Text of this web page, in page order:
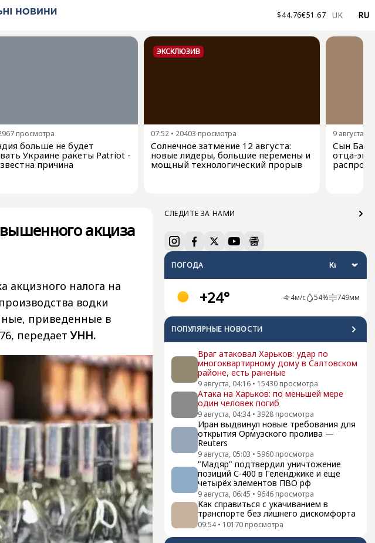
$44.76€51.67 UK RU
просмотра
больше не будет
Украине ракеты Patriot -
причина
ЭКСКЛЮЗИВ
07:52 • 20403 просмотра
Солнечное затмение 12 августа:
новые лидеры, большие перемены и
мощный технологический прорыв
9 августа,
Сын
отца-
СЛЕДИТЕ ЗА НАМИ
ПОГОДА
+24° 4м/с 54% 749мм
ПОПУЛЯРНЫЕ НОВОСТИ
Враг атаковал Харьков: удар по
многоквартирному дому в Салтовском
районе, есть раненые
9 августа, 04:16 • 15430 просмотра
Атака на Харьков: по меньшей мере
один человек погиб
9 августа, 04:34 • 3928 просмотра
Иран выдвинул новые требования для
открытия Ормузского пролива —
Reuters
9 августа, 05:03 • 5960 просмотра
"Мадяр" подтвердил уничтожение
позиций С-400 в Геленджике и ещё
четырёх элементов ПВО рф
9 августа, 06:45 • 9646 просмотра
Как справиться с укачиванием в
транспорте без лишнего дискомфорта
09:54 • 10170 просмотра
акциза
акцизного налога на
водки
приведенные в
передаетУНН.